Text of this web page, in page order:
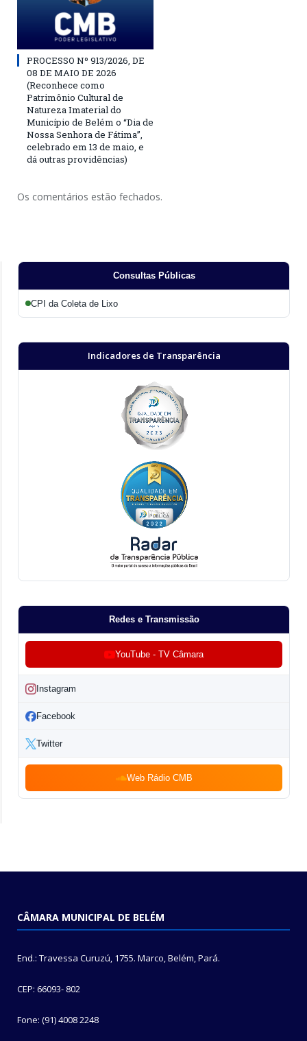
PROCESSO Nº 913/2026, DE
08 DE MAIO DE 2026
(Reconhece como
Patrimônio Cultural de
Natureza Imaterial do
Município de Belém o “Dia de
Nossa Senhora de Fátima”,
celebrado em 13 de maio, e
dá outras providências)
Os comentários estão fechados.
Consultas Públicas
CPI da Coleta de Lixo
Indicadores de Transparência
Redes e Transmissão
YouTube - TV Câmara
Instagram
Facebook
Twitter
Web Rádio CMB
CÂMARA MUNICIPAL DE BELÉM
End.: Travessa Curuzú, 1755. Marco, Belém, Pará.
CEP: 66093- 802
Fone: (91) 4008 2248